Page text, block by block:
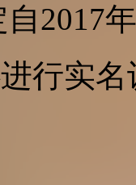
2017
行实名